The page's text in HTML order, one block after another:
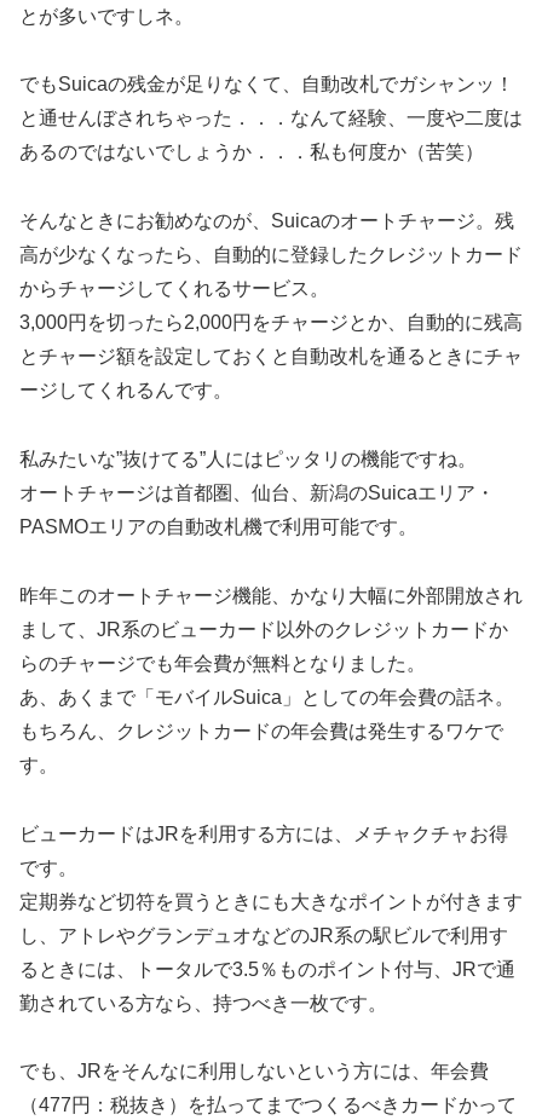
とが多いですしネ。
でもSuicaの残金が足りなくて、自動改札でガシャンッ！
と通せんぼされちゃった．．．なんて経験、一度や二度は
あるのではないでしょうか．．．私も何度か（苦笑）
そんなときにお勧めなのが、Suicaのオートチャージ。残
高が少なくなったら、自動的に登録したクレジットカード
からチャージしてくれるサービス。
3,000円を切ったら2,000円をチャージとか、自動的に残高
とチャージ額を設定しておくと自動改札を通るときにチャ
ージしてくれるんです。
私みたいな”抜けてる”人にはピッタリの機能ですね。
オートチャージは首都圏、仙台、新潟のSuicaエリア・
PASMOエリアの自動改札機で利用可能です。
昨年このオートチャージ機能、かなり大幅に外部開放され
まして、JR系のビューカード以外のクレジットカードか
らのチャージでも年会費が無料となりました。
あ、あくまで「モバイルSuica」としての年会費の話ネ。
もちろん、クレジットカードの年会費は発生するワケで
す。
ビューカードはJRを利用する方には、メチャクチャお得
です。
定期券など切符を買うときにも大きなポイントが付きます
し、アトレやグランデュオなどのJR系の駅ビルで利用す
るときには、トータルで3.5％ものポイント付与、JRで通
勤されている方なら、持つべき一枚です。
でも、JRをそんなに利用しないという方には、年会費
（477円：税抜き）を払ってまでつくるべきカードかって